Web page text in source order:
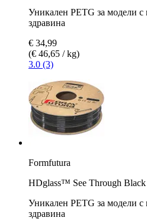
Уникален PETG за модели с
здравина
€ 34,99
(€ 46,65 / kg)
3.0 (3)
Formfutura
HDglass™ See Through Black
Уникален PETG за модели с
здравина